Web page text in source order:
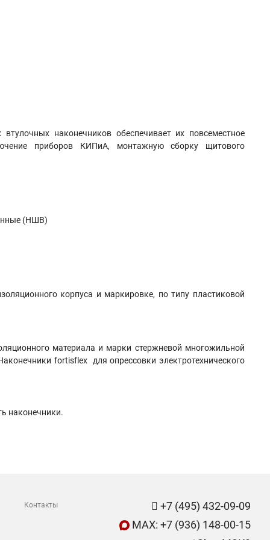
наконечников обеспечивает их повсеместное
приборов КИПиА, монтажную сборку щитового
(НШВ)
корпуса и маркировке, по типу пластиковой
материала и марки стержневой многожильной
fortisflex для опрессовки электротехнического
наконечники.
Контакты
+7 (495) 432-09-09
MAX: +7 (936) 148-00-15